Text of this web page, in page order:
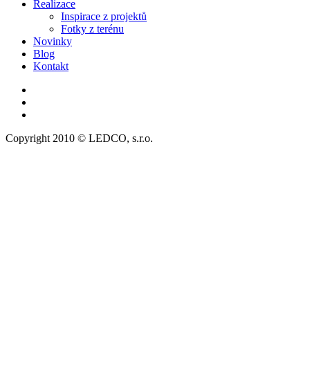
Realizace
Inspirace z projektů
Fotky z terénu
Novinky
Blog
Kontakt
Copyright 2010 © LEDCO, s.r.o.